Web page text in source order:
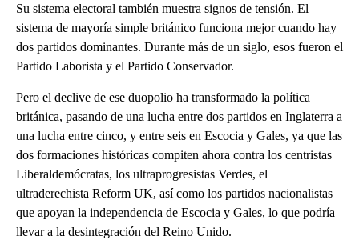
Su sistema electoral también muestra signos de tensión. El
sistema de mayoría simple británico funciona mejor cuando hay
dos partidos dominantes. Durante más de un siglo, esos fueron el
Partido Laborista y el Partido Conservador.
Pero el declive de ese duopolio ha transformado la política
británica, pasando de una lucha entre dos partidos en Inglaterra a
una lucha entre cinco, y entre seis en Escocia y Gales, ya que las
dos formaciones históricas compiten ahora contra los centristas
Liberaldemócratas, los ultraprogresistas Verdes, el
ultraderechista Reform UK, así como los partidos nacionalistas
que apoyan la independencia de Escocia y Gales, lo que podría
llevar a la desintegración del Reino Unido.